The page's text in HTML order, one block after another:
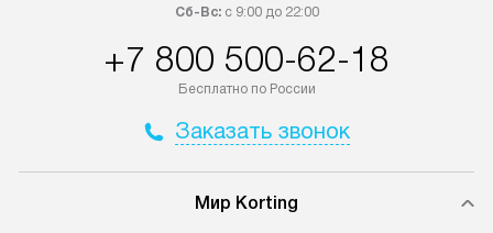
Сб-Вс:с 9:00 до 22:00
+7 800 500-62-18
Бесплатно по России
Заказать звонок
Мир Korting